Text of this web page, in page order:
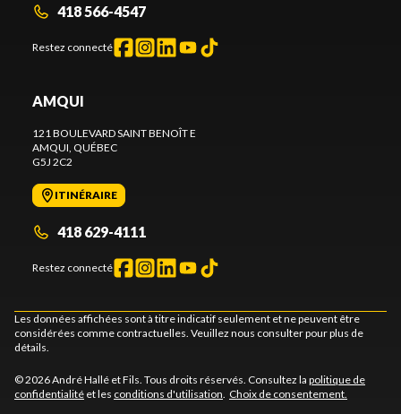
418 566-4547
Restez connecté
AMQUI
121 BOULEVARD SAINT BENOÎT E
AMQUI , QUÉBEC
G5J 2C2
ITINÉRAIRE
418 629-4111
Restez connecté
Les données affichées sont à titre indicatif seulement et ne peuvent être
considérées comme contractuelles. Veuillez nous consulter pour plus de
détails.
© 2026 André Hallé et Fils. Tous droits réservés. Consultez la politique de
confidentialité et les conditions d'utilisation Choix de consentement.